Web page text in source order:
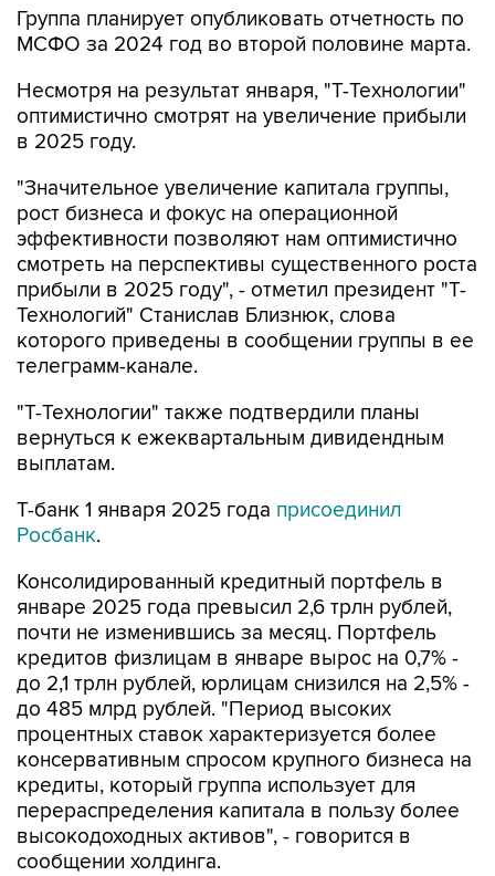
Группа планирует опубликовать отчетность по
МСФО за 2024 год во второй половине марта.
Несмотря на результат января, "Т-Технологии"
оптимистично смотрят на увеличение прибыли
в 2025 году.
"Значительное увеличение капитала группы,
рост бизнеса и фокус на операционной
эффективности позволяют нам оптимистично
смотреть на перспективы существенного роста
прибыли в 2025 году", - отметил президент "Т-
Технологий" Станислав Близнюк, слова
которого приведены в сообщении группы в ее
телеграмм-канале.
"Т-Технологии" также подтвердили планы
вернуться к ежеквартальным дивидендным
выплатам.
Т-банк 1 января 2025 года присоединил
Росбанк.
Консолидированный кредитный портфель в
январе 2025 года превысил 2,6 трлн рублей,
почти не изменившись за месяц. Портфель
кредитов физлицам в январе вырос на 0,7% -
до 2,1 трлн рублей, юрлицам снизился на 2,5% -
до 485 млрд рублей. "Период высоких
процентных ставок характеризуется более
консервативным спросом крупного бизнеса на
кредиты, который группа использует для
перераспределения капитала в пользу более
высокодоходных активов", - говорится в
сообщении холдинга.